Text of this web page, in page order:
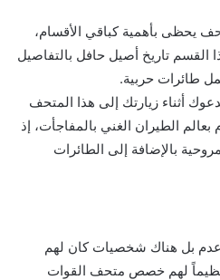
يحظى بأهمية كباقي الأقسام،
القسم تاريخ أصيل حافل بالتفاصيل
طائرات حربية.
أثناء زيارتك إلى هذا المتحف
بعالم الطيران الغني بالمفاجأت، إذ
بالإضافة إلى الطائرات
عدم بل هناك شخصيات كان لهم
لهم خصص متحف القوات